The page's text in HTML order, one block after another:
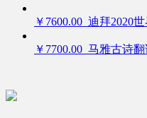
￥7600.00 迪拜2020
￥7700.00 马雅古诗翻